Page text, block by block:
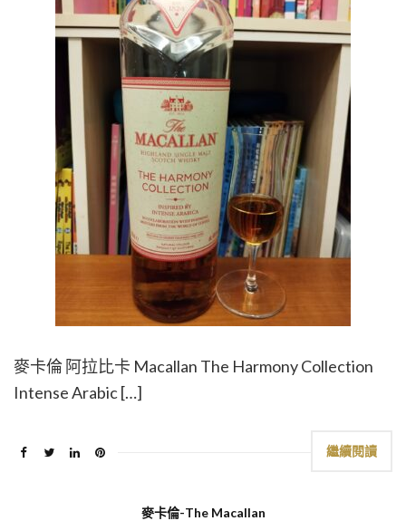
麥卡倫 阿拉比卡 Macallan The Harmony Collection
Intense Arabic […]
繼續閱讀
麥卡倫-The Macallan